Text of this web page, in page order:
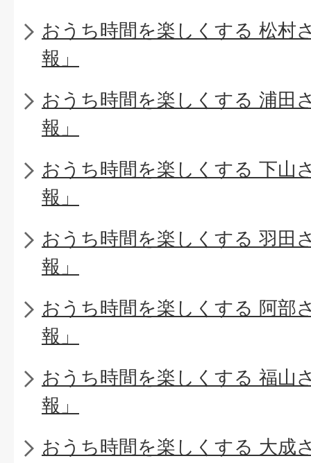
おうち時間を楽しくする 松村
報」
おうち時間を楽しくする 浦田
報」
おうち時間を楽しくする 下山
報」
おうち時間を楽しくする 羽田
報」
おうち時間を楽しくする 阿部
報」
おうち時間を楽しくする 福山
報」
おうち時間を楽しくする 大成